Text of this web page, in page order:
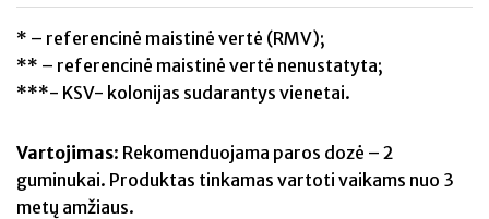
* – referencinė maistinė vertė (RMV);
** – referencinė maistinė vertė nenustatyta;
***- KSV- kolonijas sudarantys vienetai.
Vartojimas: Rekomenduojama paros dozė – 2
guminukai. Produktas tinkamas vartoti vaikams nuo 3
metų amžiaus.